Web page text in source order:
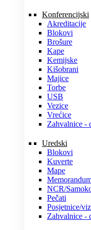
Konferencijski
Akreditacije
Blokovi
Brošure
Kape
Kemijske
Kišobrani
Majice
Torbe
USB
Vezice
Vrećice
Zahvalnice -
Uredski
Blokovi
Kuverte
Mape
NCR/
Pečati
Posjetnice/
Zahvalnice -